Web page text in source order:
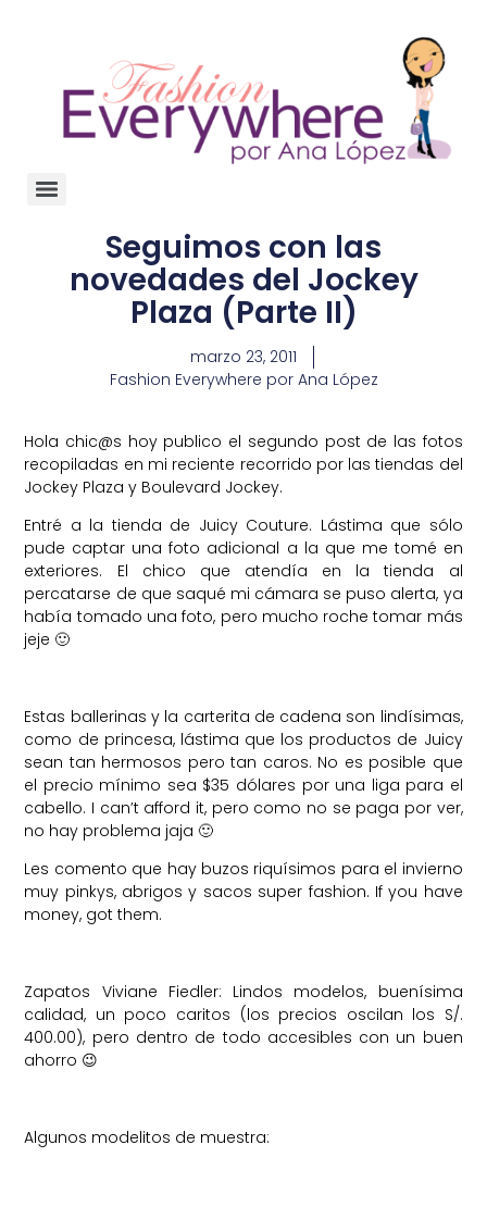
Seguimos con las
novedades del Jockey
Plaza (Parte II)
marzo 23, 2011
Fashion Everywhere por Ana López
Hola chic@s hoy publico el segundo post de las fotos
recopiladas en mi reciente recorrido por las tiendas del
Jockey Plaza y Boulevard Jockey.
Entré a la tienda de Juicy Couture. Lástima que sólo
pude captar una foto adicional a la que me tomé en
exteriores. El chico que atendía en la tienda al
percatarse de que saqué mi cámara se puso alerta, ya
había tomado una foto, pero mucho roche tomar más
jeje 🙂
Estas ballerinas y la carterita de cadena son lindísimas,
como de princesa, lástima que los productos de Juicy
sean tan hermosos pero tan caros. No es posible que
el precio mínimo sea $35 dólares por una liga para el
cabello. I can’t afford it, pero como no se paga por ver,
no hay problema jaja 🙂
Les comento que hay buzos riquísimos para el invierno
muy pinkys, abrigos y sacos super fashion. If you have
money, got them.
Zapatos Viviane Fiedler: Lindos modelos, buenísima
calidad, un poco caritos (los precios oscilan los S/.
400.00), pero dentro de todo accesibles con un buen
ahorro 😉
Algunos modelitos de muestra: